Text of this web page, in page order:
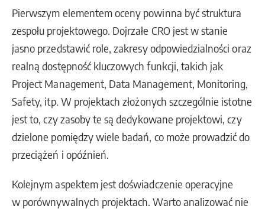
Pierwszym elementem oceny powinna być struktura
zespołu projektowego. Dojrzałe CRO jest w stanie
jasno przedstawić role, zakresy odpowiedzialności oraz
realną dostępność kluczowych funkcji, takich jak
Project Management, Data Management, Monitoring,
Safety, itp. W projektach złożonych szczególnie istotne
jest to, czy zasoby te są dedykowane projektowi, czy
dzielone pomiędzy wiele badań, co może prowadzić do
przeciążeń i opóźnień.
Kolejnym aspektem jest doświadczenie operacyjne
w porównywalnych projektach. Warto analizować nie